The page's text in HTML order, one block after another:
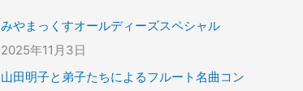
みやまっくすオールディーズスペシャル
2025年11月3日
山田明子と弟子たちによるフルート名曲コン